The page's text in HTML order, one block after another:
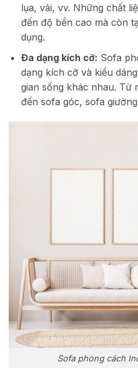
lụa, vải, vv. Những chất
đến độ bền cao mà còn
dụng.
Đa dạng kích cỡ: Sofa
dạng kích cỡ và kiểu
gian sống khác nhau. Từ
đến sofa góc, sofa
Sofa phong cách